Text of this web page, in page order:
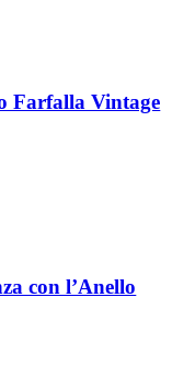
Farfalla Vintage
con l’Anello